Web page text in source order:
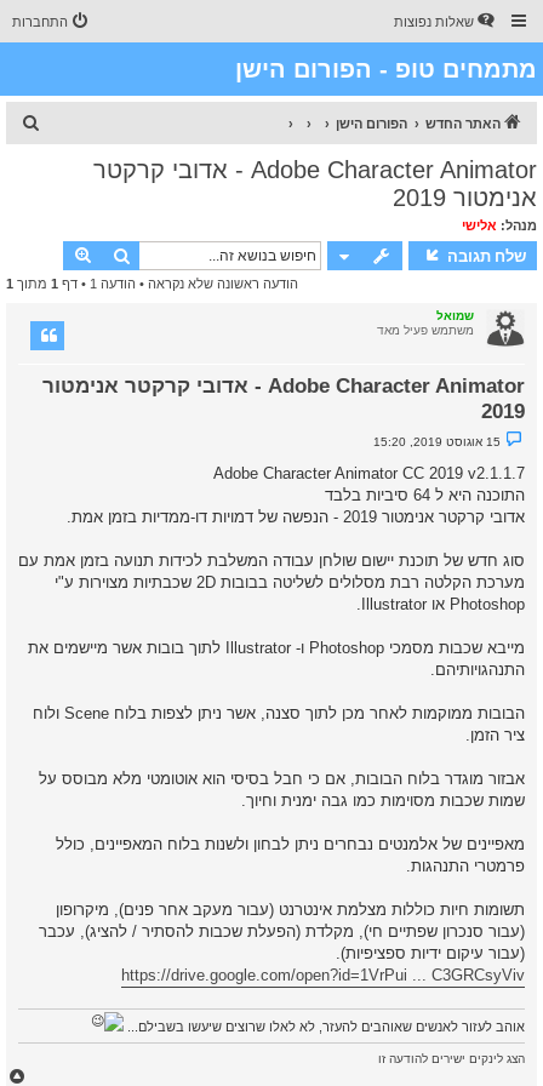
שאלות נפוצות התחברות
מתמחים טופ - הפורום הישן
האתר החדש הפורום הישן
Adobe Character Animator - אדובי קרקטר
אנימטור 2019
מנהל: אלישי
שלח תגובה חיפוש
הודעה ראשונה שלא נקראה • הודעה 1 • דף 1 מתוך 1
שמואל
משתמש פעיל מאד
Adobe Character Animator - אדובי קרקטר אנימטור
2019
א
ש
א
ר
א
15 אוגוסט 2019, 15:20
Adobe Character Animator CC 2019 v2.1.1.7
התוכנה היא ל 64 סיביות בלבד
אדובי קרקטר אנימטור 2019 - הנפשה של דמויות דו-ממדיות בזמן אמת.
סוג חדש של תוכנת יישום שולחן עבודה המשלבת לכידות תנועה בזמן אמת עם
מערכת הקלטה רבת מסלולים לשליטה בבובות 2D שכבתיות מצוירות ע"י
Photoshop או Illustrator.
מייבא שכבות מסמכי Photoshop ו- Illustrator לתוך בובות אשר מיישמים את
התנהגויותיהם.
הבובות ממוקמות לאחר מכן לתוך סצנה, אשר ניתן לצפות בלוח Scene ולוח
ציר הזמן.
אבזור מוגדר בלוח הבובות, אם כי חבל בסיסי הוא אוטומטי מלא מבוסס על
שמות שכבות מסוימות כמו גבה ימנית וחיוך.
מאפיינים של אלמנטים נבחרים ניתן לבחון ולשנות בלוח המאפיינים, כולל
פרמטרי התנהגות.
תשומות חיות כוללות מצלמת אינטרנט (עבור מעקב אחר פנים), מיקרופון
(עבור סנכרון שפתיים חי), מקלדת (הפעלת שכבות להסתיר / להציג), עכבר
(עבור עיקום ידיות ספציפיות).
https://drive.google.com/open?id=1VrPui ... C3GRCsyViv
אוהב לעזור לאנשים שאוהבים להעזר, לא לאלו שרוצים שיעשו בשבילם...
הצג לינקים ישירים להודעה זו